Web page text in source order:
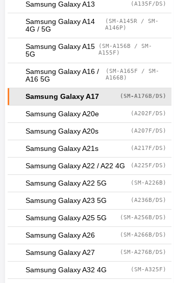
Samsung Galaxy A13 (A135F/DS)
Samsung Galaxy A14
4G / 5G
(SM-A145R / SM-
A146P)
Samsung Galaxy A15
5G
(SM-A156B / SM-
A155F)
Samsung Galaxy A16 /
A16 5G
(SM-A165F / SM-
A166B)
Samsung Galaxy A17 (SM-A176B/DS)
Samsung Galaxy A20e (A202F/DS)
Samsung Galaxy A20s (A207F/DS)
Samsung Galaxy A21s (A217F/DS)
Samsung Galaxy A22 / A22 4G (A225F/DS)
Samsung Galaxy A22 5G (SM-A226B)
Samsung Galaxy A23 5G (A236B/DS)
Samsung Galaxy A25 5G (SM-A256B/DS)
Samsung Galaxy A26 (SM-A266B/DS)
Samsung Galaxy A27 (SM-A276B/DS)
Samsung Galaxy A32 4G (SM-A325F)